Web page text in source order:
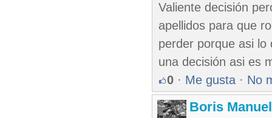
Valiente decisión
apellidos para que
perder porque asi lo
una decisión asi es
0 · Me gusta · No
Boris